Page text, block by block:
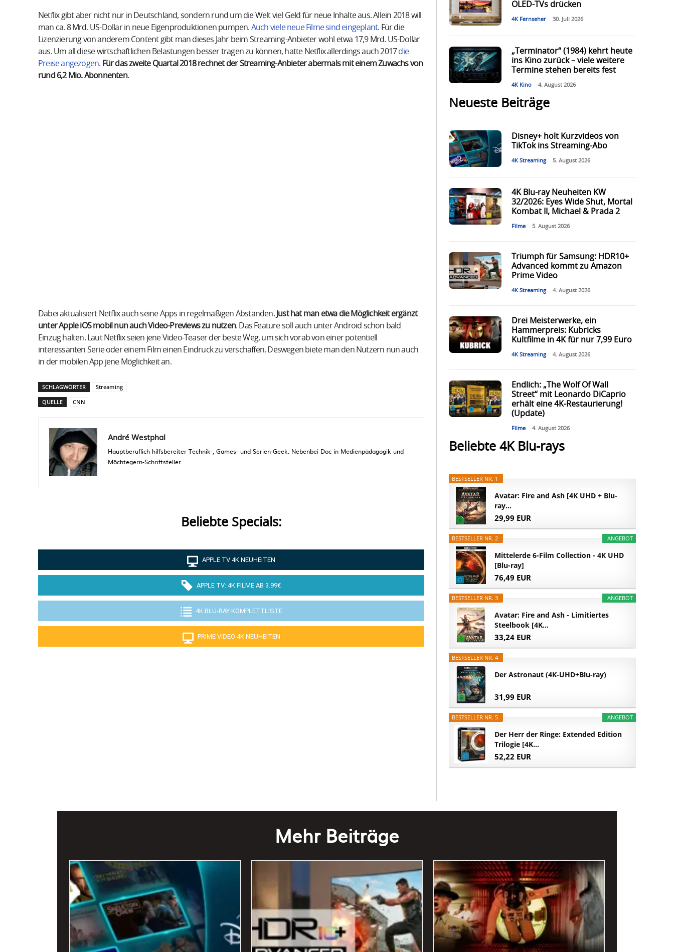
Netflix gibt aber nicht nur in Deutschland, sondern rund um die Welt viel Geld für neue Inhalte aus. Allein 2018 will
man ca. 8 Mrd. US-Dollar in neue Eigenproduktionen pumpen. Auch viele neue Filme sind eingeplant. Für die
Lizenzierung von anderem Content gibt man dieses Jahr beim Streaming-Anbieter wohl etwa 17,9 Mrd. US-Dollar
aus. Um all diese wirtschaftlichen Belastungen besser tragen zu können, hatte Netflix allerdings auch 2017 die
Preise angezogen. Für das zweite Quartal 2018 rechnet der Streaming-Anbieter abermals mit einem Zuwachs von
rund 6,2 Mio. Abonnenten.
Dabei aktualisiert Netflix auch seine Apps in regelmäßigen Abständen. Just hat man etwa die Möglichkeit ergänzt
unter Apple iOS mobil nun auch Video-Previews zu nutzen. Das Feature soll auch unter Android schon bald
Einzug halten. Laut Netflix seien jene Video-Teaser der beste Weg, um sich vorab von einer potentiell
interessanten Serie oder einem Film einen Eindruck zu verschaffen. Deswegen biete man den Nutzern nun auch
in der mobilen App jene Möglichkeit an.
SCHLAGWÖRTER
Streaming
QUELLE
CNN
André Westphal
Hauptberuflich hilfsbereiter Technik-, Games- und Serien-Geek. Nebenbei Doc in Medienpädagogik und
Möchtegern-Schriftsteller.
Beliebte Specials:
APPLE TV 4K NEUHEITEN
APPLE TV: 4K FILME AB 3.99€
4K BLU-RAY KOMPLETTLISTE
PRIME VIDEO 4K NEUHEITEN
OLED-TVs drücken
4K Fernseher 30. Juli 2026
„Terminator“ (1984) kehrt heute
ins Kino zurück – viele weitere
Termine stehen bereits fest
4K Kino 4. August 2026
Neueste Beiträge
Disney+ holt Kurzvideos von
TikTok ins Streaming-Abo
4K Streaming 5. August 2026
4K Blu-ray Neuheiten KW
32/2026: Eyes Wide Shut, Mortal
Kombat II, Michael & Prada 2
Filme 5. August 2026
Triumph für Samsung: HDR10+
Advanced kommt zu Amazon
Prime Video
4K Streaming 4. August 2026
Drei Meisterwerke, ein
Hammerpreis: Kubricks
Kultfilme in 4K für nur 7,99 Euro
4K Streaming 4. August 2026
Endlich: „The Wolf Of Wall
Street“ mit Leonardo DiCaprio
erhält eine 4K-Restaurierung!
(Update)
Filme 4. August 2026
Beliebte 4K Blu-rays
BESTSELLER NR. 1
Avatar: Fire and Ash [4K UHD + Blu-
ray...
29,99 EUR
ANGEBOT
BESTSELLER NR. 2
Mittelerde 6-Film Collection - 4K UHD
[Blu-ray]
76,49 EUR
ANGEBOT
BESTSELLER NR. 3
Avatar: Fire and Ash - Limitiertes
Steelbook [4K...
33,24 EUR
BESTSELLER NR. 4
Der Astronaut (4K-UHD+Blu-ray)
31,99 EUR
ANGEBOT
BESTSELLER NR. 5
Der Herr der Ringe: Extended Edition
Trilogie [4K...
52,22 EUR
Mehr Beiträge